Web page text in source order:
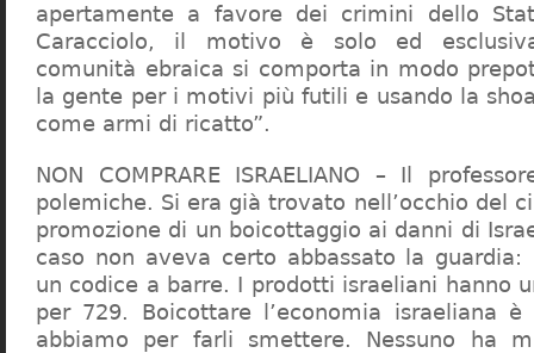
apertamente a favore dei crimini dello
Caracciolo, il motivo è solo ed
comunità ebraica si comporta in modo
la gente per i motivi più futili e usando la
come armi di ricatto”.
NON COMPRARE ISRAELIANO – Il
polemiche. Si era già trovato nell’occhio del
promozione di un boicottaggio ai danni di
caso non aveva certo abbassato la guardia:
un codice a barre. I prodotti israeliani hanno
per 729. Boicottare l’economia israeliana è
abbiamo per farli smettere. Nessuno ha